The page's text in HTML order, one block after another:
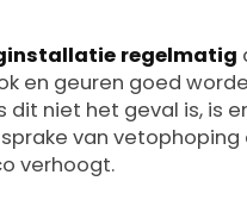
regelmatig
en geuren goed
dit niet het geval is, is er
van vetophoping
verhoogt.